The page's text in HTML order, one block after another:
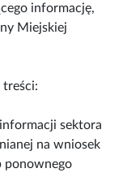
informację,
Miejskiej
treści:
sektora
na wniosek
ponownego